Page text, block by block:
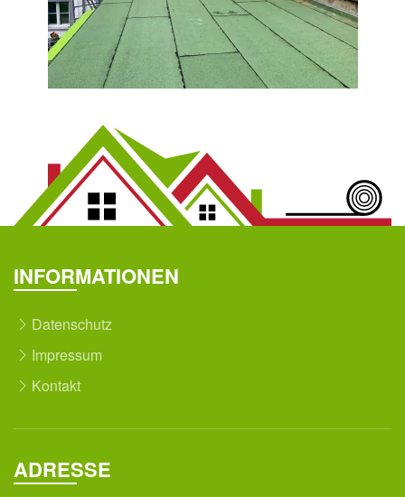
Bild vergrößern
INFORMATIONEN
Datenschutz
Impressum
Kontakt
ADRESSE